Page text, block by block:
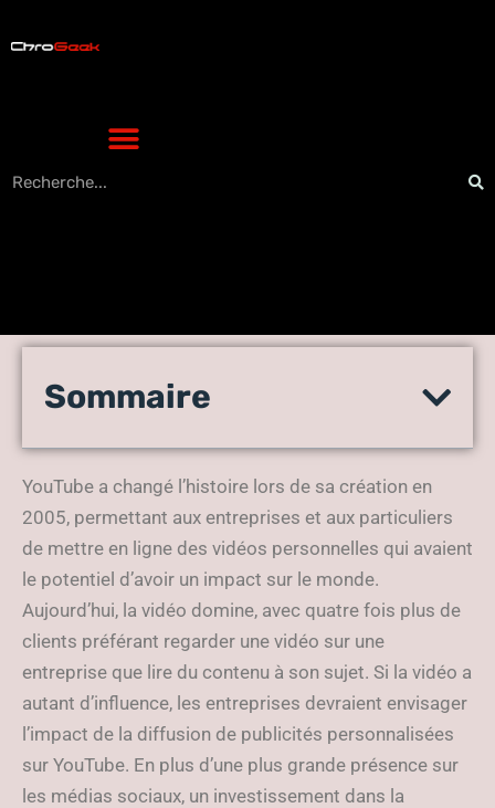
Utiliser des vidéos pour
entreprise
Sommaire
YouTube a changé l’histoire lors de sa création en
2005, permettant aux entreprises et aux particuliers
de mettre en ligne des vidéos personnelles qui avaient
le potentiel d’avoir un impact sur le monde.
Aujourd’hui, la vidéo domine, avec quatre fois plus de
clients préférant regarder une vidéo sur une
entreprise que lire du contenu à son sujet. Si la vidéo a
autant d’influence, les entreprises devraient envisager
l’impact de la diffusion de publicités personnalisées
sur YouTube. En plus d’une plus grande présence sur
les médias sociaux, un investissement dans la